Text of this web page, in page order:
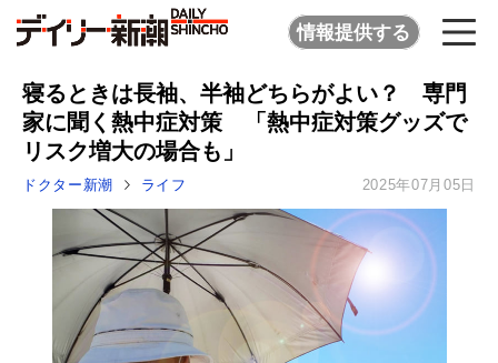
情報提供する
寝るときは長袖、半袖どちらがよい？ 専門
家に聞く熱中症対策 「熱中症対策グッズで
リスク増大の場合も」
ドクター新潮 ライフ 2025年07月05日